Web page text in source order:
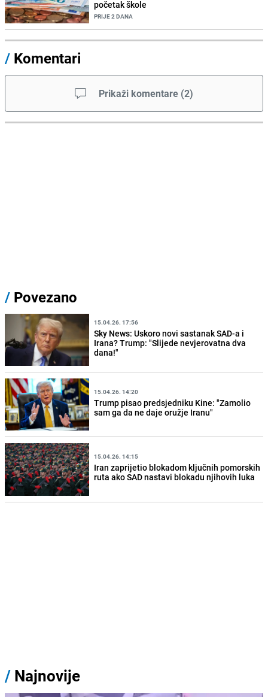
početak škole
PRIJE 2 DANA
/ Komentari
Prikaži komentare (2)
/ Povezano
15.04.26. 17:56
Sky News: Uskoro novi sastanak SAD-a i
Irana? Trump: "Slijede nevjerovatna dva
dana!"
15.04.26. 14:20
Trump pisao predsjedniku Kine: "Zamolio
sam ga da ne daje oružje Iranu"
15.04.26. 14:15
Iran zaprijetio blokadom ključnih pomorskih
ruta ako SAD nastavi blokadu njihovih luka
/ Najnovije